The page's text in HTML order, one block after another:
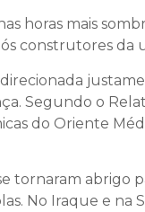
horas mais
construtores da
Segundo o
do Oriente
tornaram abrigo
No Iraque e na